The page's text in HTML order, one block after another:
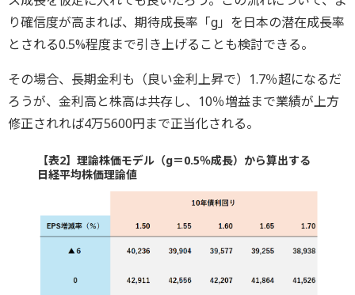
り確信度が高まれば、期待成長率「g」を日本の潜在成長率
とされる0.5%程度まで引き上げることも検討できる。
その場合、長期金利も（良い金利上昇で）1.7％超になるだ
ろうが、金利高と株高は共存し、10％増益まで業績が上方
修正されれば4万5600円まで正当化される。
【表2】理論株価モデル（g＝0.5％成長）から算出する
日経平均株価理論値